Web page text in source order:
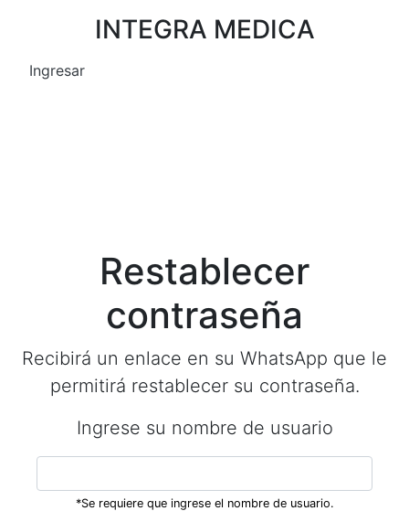
INTEGRA MEDICA
Ingresar
Restablecer
contraseña
Recibirá un enlace en su WhatsApp que le
permitirá restablecer su contraseña.
Ingrese su nombre de usuario
*Se requiere que ingrese el nombre de usuario.